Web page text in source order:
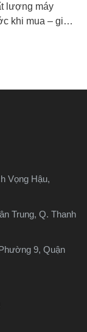
lượng máy
khi mua – giúp
động ổn định,
giả, hàng kém
Vọng Hậu,
Trung, Q. Thanh
9, Quận